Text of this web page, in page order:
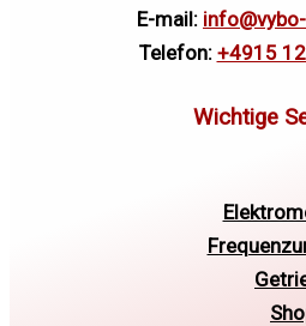
E-mail:
Telefon: +4915